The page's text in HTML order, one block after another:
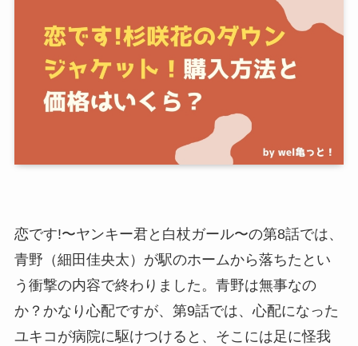
恋です!〜ヤンキー君と白杖ガール〜の第8話では、
青野（細田佳央太）が駅のホームから落ちたとい
う衝撃の内容で終わりました。青野は無事なの
か？かなり心配ですが、第9話では、心配になった
ユキコが病院に駆けつけると、そこには足に怪我